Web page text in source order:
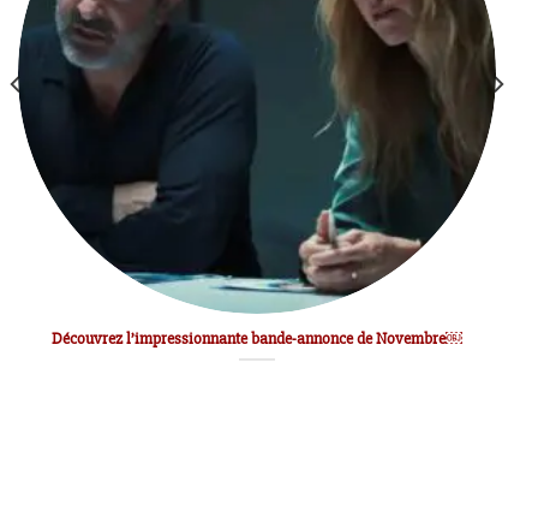
Découvrez l’impressionnante bande-annonce de Novembre￼